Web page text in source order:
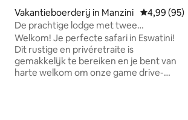
Vakantieboerderij in Manzini
4,99 (95)
De prachtige lodge met twee
slaapkamers van Dombeya Game
Reserve
Welkom! Je perfecte safari in Eswatini!
Dit rustige en privéretraite is
gemakkelijk te bereiken en je bent van
harte welkom om onze game drive-